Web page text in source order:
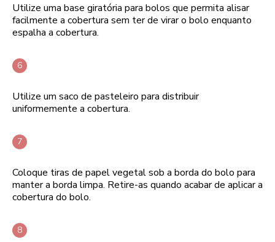
Utilize uma base giratória para bolos que permita alisar
facilmente a cobertura sem ter de virar o bolo enquanto
espalha a cobertura.
Utilize um saco de pasteleiro para distribuir
uniformemente a cobertura.
Coloque tiras de papel vegetal sob a borda do bolo para
manter a borda limpa. Retire-as quando acabar de aplicar a
cobertura do bolo.